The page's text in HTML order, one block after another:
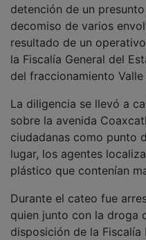
detención de un
decomiso de varios
resultado de un
la Fiscalía General del
del fraccionamiento
La diligencia se llevó a
sobre la avenida
ciudadanas como punto
lugar, los agentes
plástico que contenían
Durante el cateo fue
quien junto con la droga
disposición de la Fiscalía